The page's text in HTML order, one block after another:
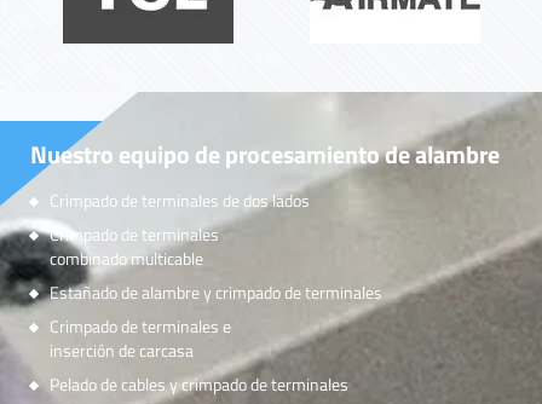
Nuestro equipo de procesamiento de alambre
Crimpado de terminales de dos lados
Crimpado de terminales
combinado multicable
Estañado de alambre y crimpado de terminales
Crimpado de terminales e
inserción de carcasa
Pelado de cables y crimpado de terminales